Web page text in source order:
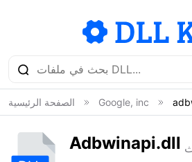
الصفحة الرئيسية Google, inc
Adbwinapi.dll